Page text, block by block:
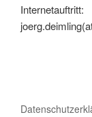
Internetauftritt: